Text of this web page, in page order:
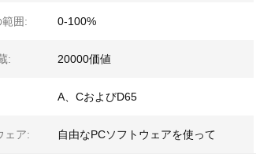
囲: 0-100%
: 20000価値
A、CおよびD65
ェア: 自由なPCソフトウェアを使って